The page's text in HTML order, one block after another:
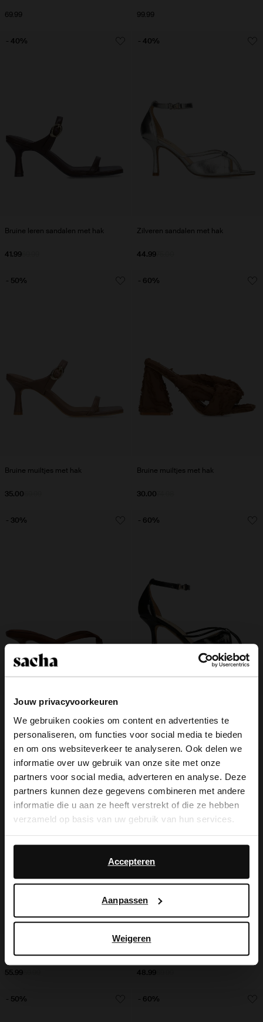
Jouw privacyvoorkeuren
We gebruiken cookies om content en advertenties te
personaliseren, om functies voor social media te bieden
en om ons websiteverkeer te analyseren. Ook delen we
informatie over uw gebruik van onze site met onze
partners voor social media, adverteren en analyse. Deze
partners kunnen deze gegevens combineren met andere
informatie die u aan ze heeft verstrekt of die ze hebben
verzameld op basis van uw gebruik van hun services.
Daarnaast werken wij samen met Google voor
advertentie- en meetdoeleinden. Meer informatie over
hoe Google uw persoonsgegevens gebruikt, vindt u op
Accepteren
Aanpassen
Weigeren
69.99 99.99
Bruine leren sandalen met hak
41.99
- 40%
Zilveren sandalen met hak
44.99
- 40%
Bruine muiltjes met hak
35.00
- 50%
Bruine muiltjes met hak
30.00
- 60%
Bruine satijnen slippers met hak
59.99
41.99
- 30%
74.98
30.00
- 60%
55.99
- 20%
48.99
- 30%
- 50% - 60%
×
View this website in English?
It looks like your language isn't Dutch. Would
you like to switch to English?
Yes, switch to
English
No, stay in Dutch